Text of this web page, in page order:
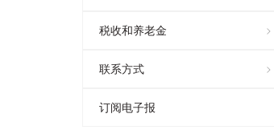
税收和养老金
联系方式
订阅电子报